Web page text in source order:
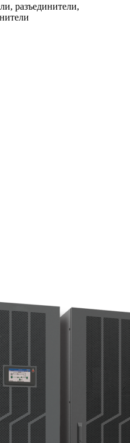
разъединители,